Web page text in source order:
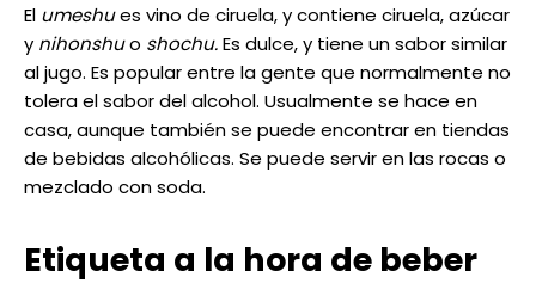
El umeshues vino de ciruela, y contiene ciruela, azúcar
y nihonshuo shochu.Es dulce, y tiene un sabor similar
al jugo. Es popular entre la gente que normalmente no
tolera el sabor del alcohol. Usualmente se hace en
casa, aunque también se puede encontrar en tiendas
de bebidas alcohólicas. Se puede servir en las rocas o
mezclado con soda.
Etiqueta a la hora de beber